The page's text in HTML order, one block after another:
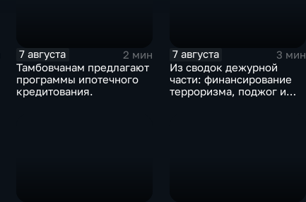
7 августа
2 мин
Тамбовчанам предлагают
программы ипотечного
кредитования.
7 августа
3 мин
Из сводок дежурной
части: финансирование
терроризма, поджог и